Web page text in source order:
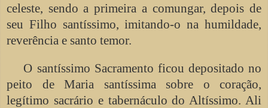
celeste, sendo a primeira a comungar, depois de
seu Filho santíssimo, imitando-o na humildade,
reverência e santo temor.
O santíssimo Sacramento ficou depositado no
peito de Maria santíssima sobre o coração,
legítimo sacrário e tabernáculo do Altíssimo. Ali